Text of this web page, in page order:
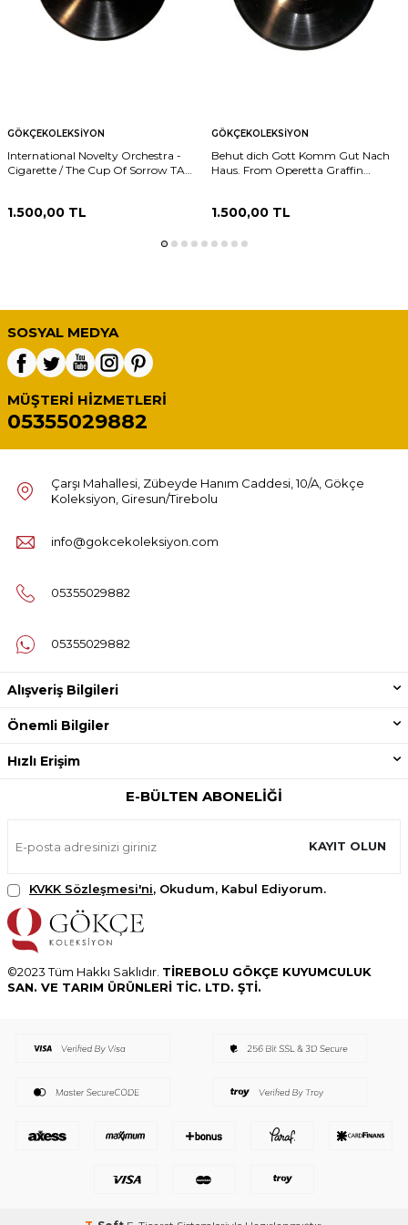
GÖKÇEKOLEKSIYON
International Novelty Orchestra -
Cigarette / The Cup Of Sorrow TAŞ
1.500,00 TL
GÖKÇEKOLEKSIYON
Behut dich Gott Komm Gut Nach
Haus. From Operetta Graffin
1.500,00TL
SOSYAL MEDYA
MÜŞTERI HIZMETLERI
05355029882
Çarşı Mahallesi, Zübeyde Hanım Caddesi, 10/A, Gökçe
Koleksiyon, Giresun/Tirebolu
info@gokcekoleksiyon.com
05355029882
05355029882
Alışveriş Bilgileri
Önemli Bilgiler
Hızlı Erişim
E-BÜLTEN ABONELIĞI
KAYIT OLUN
KVKK Sözleşmesi'ni, Okudum, Kabul Ediyorum.
©2023 Tüm Hakkı Saklıdır. TİREBOLU GÖKÇE KUYUMCULUK
SAN. VE TARIM ÜRÜNLERİ TİC. LTD. ŞTİ.